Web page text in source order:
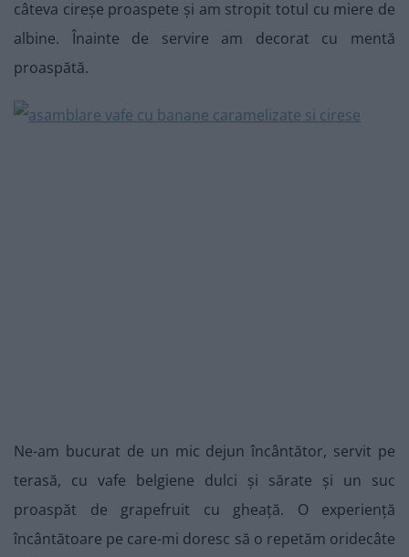
câteva cireșe proaspete și am stropit totul cu miere de
albine. Înainte de servire am decorat cu mentă
proaspătă.
Ne-am bucurat de un mic dejun încântător, servit pe
terasă, cu vafe belgiene dulci și sărate și un suc
proaspăt de grapefruit cu gheață. O experiență
încântătoare pe care-mi doresc să o repetăm oridecâte